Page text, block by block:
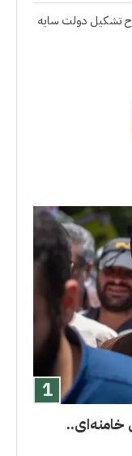
تشکیل دولت سایه
خامنه‌ای..